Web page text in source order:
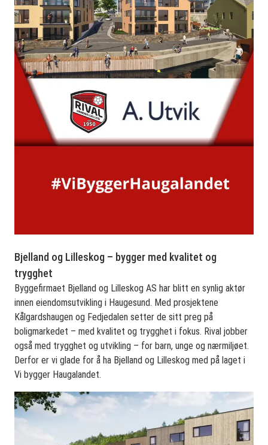
Bjelland og Lilleskog – bygger med kvalitet og
trygghet
Byggefirmaet Bjelland og Lilleskog AS har blitt en synlig aktør
innen eiendomsutvikling i Haugesund. Med prosjektene
Kålgardshaugen og Fedjedalen setter de sitt preg på
boligmarkedet – med kvalitet og trygghet i fokus. Rival jobber
også med trygghet og utvikling – for barn, unge og nærmiljøet.
Derfor er vi glade for å ha Bjelland og Lilleskog med på laget i
Vi bygger Haugalandet.